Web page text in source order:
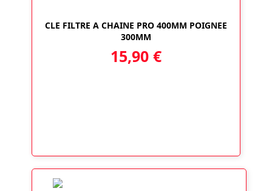
CLE FILTRE A CHAINE PRO 400MM POIGNEE
300MM
15,90 €